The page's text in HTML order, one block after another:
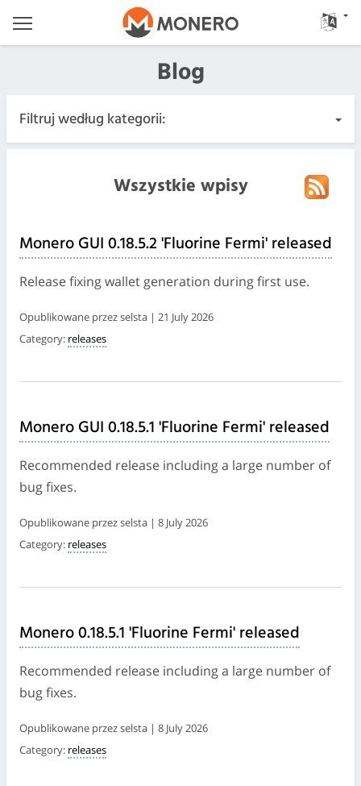
Blog
Filtruj według kategorii:
Wydania
Wszystkie wpisy
Monero GUI 0.18.5.2 'Fluorine Fermi' released
Release fixing wallet generation during first use.
Opublikowane przez selsta | 21 July 2026
Category: releases
Monero GUI 0.18.5.1 'Fluorine Fermi' released
Recommended release including a large number of
bug fixes.
Opublikowane przez selsta | 8 July 2026
Category: releases
Monero 0.18.5.1 'Fluorine Fermi' released
Recommended release including a large number of
bug fixes.
Opublikowane przez selsta | 8 July 2026
Category: releases